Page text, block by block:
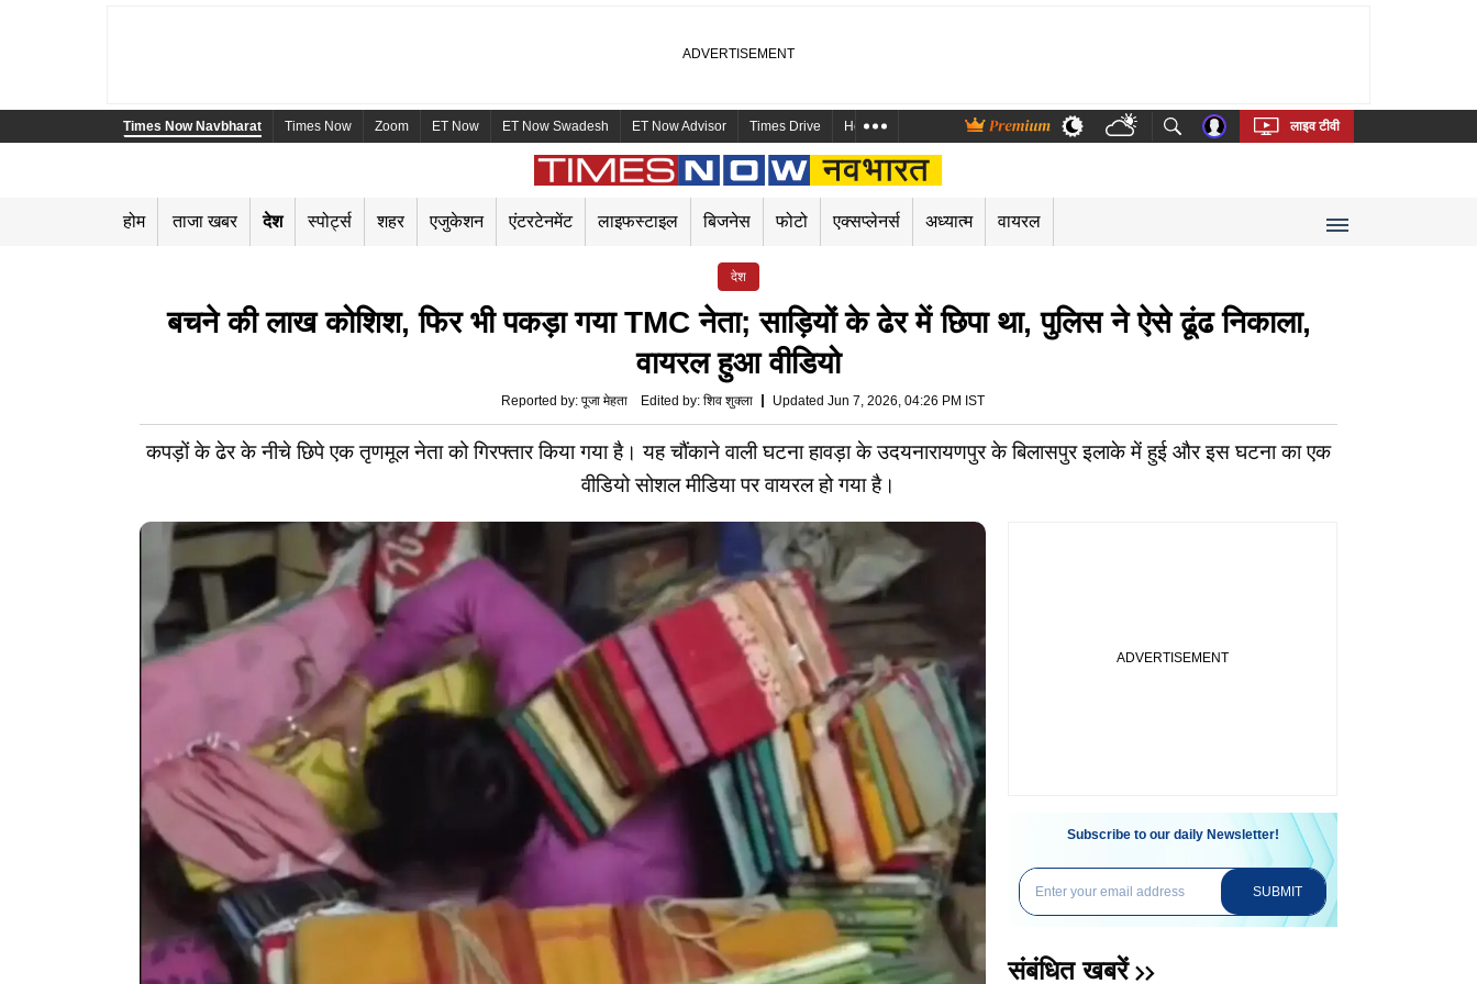
Times Now Navbharat Times Now Zoom ET Now ET Now Swadesh ET Now Advisor Times Drive Health and Me Marathi Bengali Telugu Tamil Kannada Malayalam
लाइव टीवी
होम ताजा खबर देश स्पोर्ट्स शहर एजुकेशन एंटरटेनमेंट लाइफस्टाइल बिजनेस फोटो एक्सप्लेनर्स अध्यात्म वायरल
देश
बचने की लाख कोशिश, फिर भी पकड़ा गया TMC नेता; साड़ियों के ढेर में छिपा था, पुलिस ने ऐसे ढूंढ निकाला,
वायरल हुआ वीडियो
Reported by: पूजा मेहता Edited by: शिव शुक्ला Updated Jun 7, 2026, 04:26 PM IST
कपड़ों के ढेर के नीचे छिपे एक तृणमूल नेता को गिरफ्तार किया गया है। यह चौंकाने वाली घटना हावड़ा के उदयनारायणपुर के बिलासपुर इलाके में हुई और इस घटना का एक
वीडियो सोशल मीडिया पर वायरल हो गया है।
Subscribe to our daily Newsletter!
SUBMIT
संबंधित खबरें